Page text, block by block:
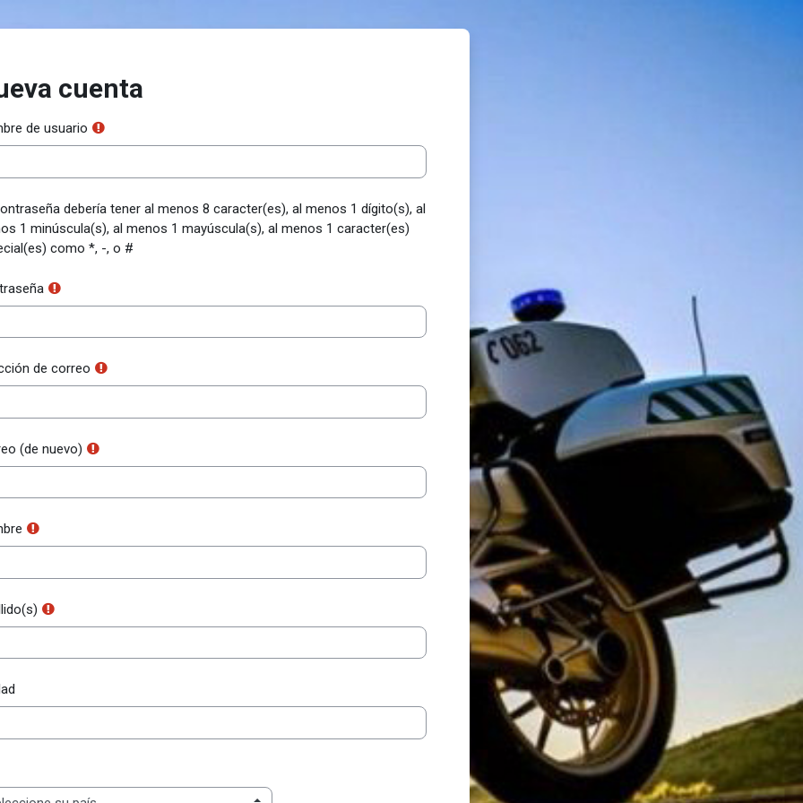
cuenta
de usuario
debería tener al menos 8 caracter(es), al menos 1 dígito(s), al
1 minúscula(s), al menos 1 mayúscula(s), al menos 1 caracter(es)
como *, -, o #
de correo
(de nuevo)